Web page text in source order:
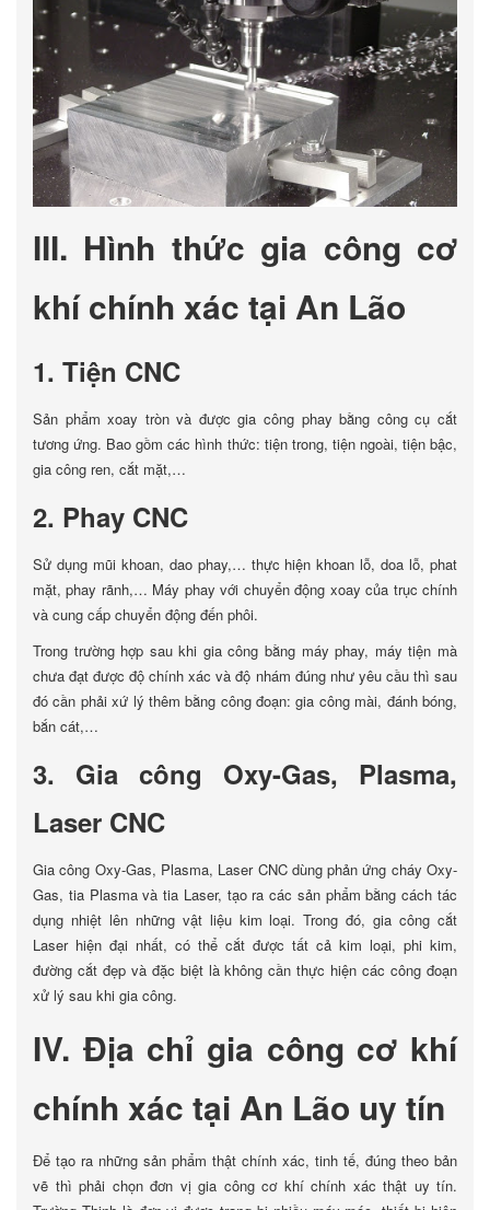
III. Hình thức gia công cơ
khí chính xác tại An Lão
1. Tiện CNC
Sản phẩm xoay tròn và được gia công phay bằng công cụ cắt
tương ứng. Bao gồm các hình thức: tiện trong, tiện ngoài, tiện bậc,
gia công ren, cắt mặt,…
2. Phay CNC
Sử dụng mũi khoan, dao phay,… thực hiện khoan lỗ, doa lỗ, phat
mặt, phay rãnh,… Máy phay với chuyển động xoay của trục chính
và cung cấp chuyển động đến phôi.
Trong trường hợp sau khi gia công bằng máy phay, máy tiện mà
chưa đạt được độ chính xác và độ nhám đúng như yêu cầu thì sau
đó cần phải xứ lý thêm bằng công đoạn: gia công mài, đánh bóng,
bắn cát,…
3. Gia công Oxy-Gas, Plasma,
Laser CNC
Gia công Oxy-Gas, Plasma, Laser CNC dùng phản ứng cháy Oxy-
Gas, tia Plasma và tia Laser, tạo ra các sản phẩm bằng cách tác
dụng nhiệt lên những vật liệu kim loại. Trong đó, gia công cắt
Laser hiện đại nhất, có thể cắt được tất cả kim loại, phi kim,
đường cắt đẹp và đặc biệt là không cần thực hiện các công đoạn
xử lý sau khi gia công.
IV. Địa chỉ gia công cơ khí
chính xác tại An Lão uy tín
Để tạo ra những sản phẩm thật chính xác, tinh tế, đúng theo bản
vẽ thì phải chọn đơn vị gia công cơ khí chính xác thật uy tín.